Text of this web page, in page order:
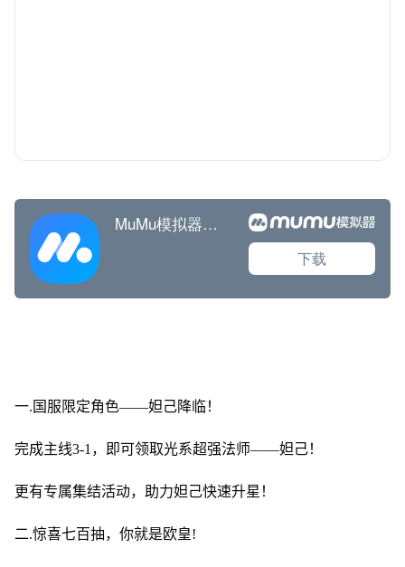
一.国服限定角色——妲己降临！
完成主线3-1，即可领取光系超强法师——妲己！
更有专属集结活动，助力妲己快速升星！
二.惊喜七百抽，你就是欧皇!